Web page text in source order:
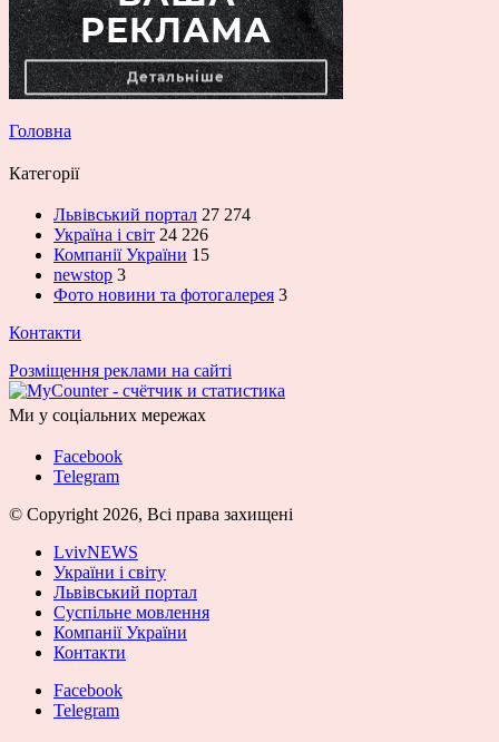
Головна
Категорії
Львівський портал 27 274
Україна і світ 24 226
Компанії України 15
newstop 3
Фото новини та фотогалерея 3
Контакти
Розміщення реклами на сайті
Ми у соціальних мережах
Facebook
Telegram
© Copyright 2026, Всі права захищені
LvivNEWS
України і світу
Львівський портал
Суспільне мовлення
Компанії України
Контакти
Facebook
Telegram